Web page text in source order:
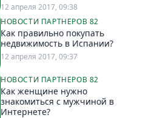
12 апреля 2017, 09:38
НОВОСТИ ПАРТНЕРОВ 82
Как правильно покупать
недвижимость в Испании?
12 апреля 2017, 09:37
НОВОСТИ ПАРТНЕРОВ 82
Как женщине нужно
знакомиться с мужчиной в
Интернете?